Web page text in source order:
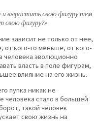
и вырастить свою фигуру тем
свою фигуру?»
зависит не только от нее,
от кого-то меньше, от кого-
человека эволюционно
власть в поле фигурам,
влияние на его жизнь.
пупка никак не
стало в большей
такой человек
свою жизнь на